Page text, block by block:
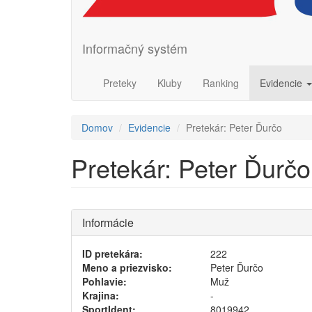
Informačný systém
Preteky Kluby Ranking Evidencie
Domov Evidencie Pretekár: Peter Ďurčo
Pretekár: Peter Ďurčo
Informácie
ID pretekára:
222
Meno a priezvisko:
Peter Ďurčo
Pohlavie:
Muž
Krajina:
-
SportIdent:
8019942